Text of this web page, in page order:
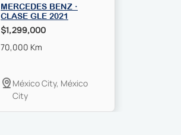
MERCEDES BENZ ·
CLASE GLE 2021
$1,299,000
70,000 Km
México City, México
City